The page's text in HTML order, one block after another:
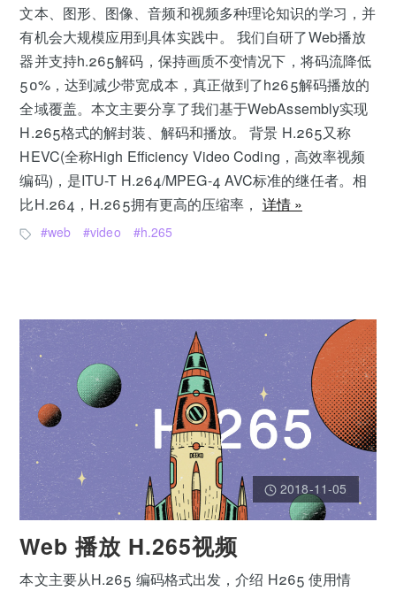
文本、图形、图像、音频和视频多种理论知识的学习，并
有机会大规模应用到具体实践中。 我们自研了Web播放
器并支持h.265解码，保持画质不变情况下，将码流降低
50%，达到减少带宽成本，真正做到了h265解码播放的
全域覆盖。本文主要分享了我们基于WebAssembly实现
H.265格式的解封装、解码和播放。 背景 H.265又称
HEVC(全称High Efficiency Video Coding，高效率视频
编码)，是ITU-T H.264/MPEG-4 AVC标准的继任者。相
比H.264，H.265拥有更高的压缩率， 详情 »
web video h.265
2018-11-05
Web 播放 H.265视频
本文主要从H.265 编码格式出发，介绍 H265 使用情